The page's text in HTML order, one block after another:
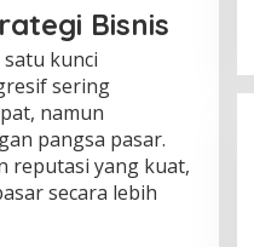
Bisnis
kunci
sering
namun
pangsa pasar.
reputasi yang kuat,
secara lebih